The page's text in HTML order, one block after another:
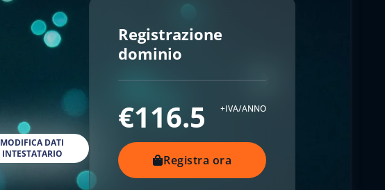
MODIFICA DATI
INTESTATARIO
Registrazione
dominio
€116.5 +IVA/ANNO
Registra ora